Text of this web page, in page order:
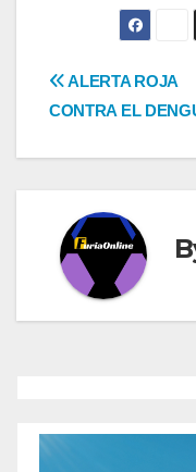
ALERTA ROJA
CONTRA EL